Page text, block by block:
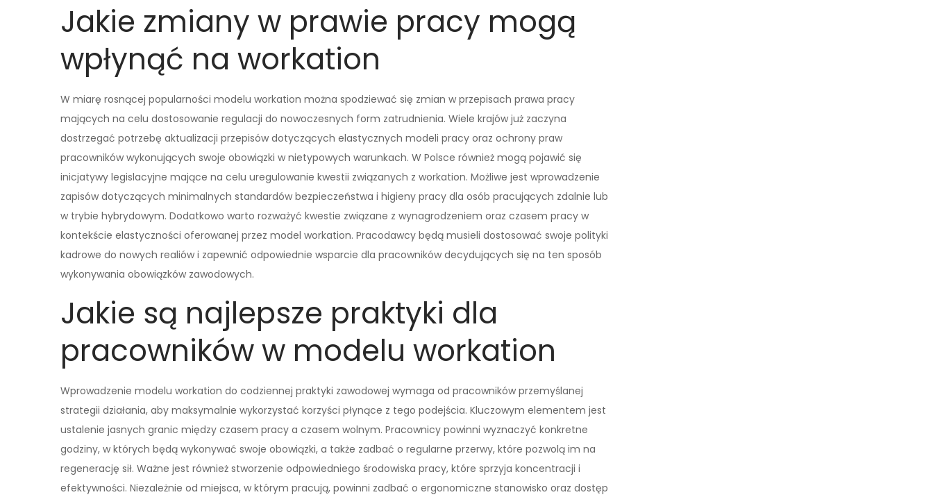
Jakie zmiany w prawie pracy mogą
wpłynąć na workation
W miarę rosnącej popularności modelu workation można spodziewać się zmian w przepisach prawa pracy
mających na celu dostosowanie regulacji do nowoczesnych form zatrudnienia. Wiele krajów już zaczyna
dostrzegać potrzebę aktualizacji przepisów dotyczących elastycznych modeli pracy oraz ochrony praw
pracowników wykonujących swoje obowiązki w nietypowych warunkach. W Polsce również mogą pojawić się
inicjatywy legislacyjne mające na celu uregulowanie kwestii związanych z workation. Możliwe jest wprowadzenie
zapisów dotyczących minimalnych standardów bezpieczeństwa i higieny pracy dla osób pracujących zdalnie lub
w trybie hybrydowym. Dodatkowo warto rozważyć kwestie związane z wynagrodzeniem oraz czasem pracy w
kontekście elastyczności oferowanej przez model workation. Pracodawcy będą musieli dostosować swoje polityki
kadrowe do nowych realiów i zapewnić odpowiednie wsparcie dla pracowników decydujących się na ten sposób
wykonywania obowiązków zawodowych.
Jakie są najlepsze praktyki dla
pracowników w modelu workation
Wprowadzenie modelu workation do codziennej praktyki zawodowej wymaga od pracowników przemyślanej
strategii działania, aby maksymalnie wykorzystać korzyści płynące z tego podejścia. Kluczowym elementem jest
ustalenie jasnych granic między czasem pracy a czasem wolnym. Pracownicy powinni wyznaczyć konkretne
godziny, w których będą wykonywać swoje obowiązki, a także zadbać o regularne przerwy, które pozwolą im na
regenerację sił. Ważne jest również stworzenie odpowiedniego środowiska pracy, które sprzyja koncentracji i
efektywności. Niezależnie od miejsca, w którym pracują, powinni zadbać o ergonomiczne stanowisko oraz dostęp